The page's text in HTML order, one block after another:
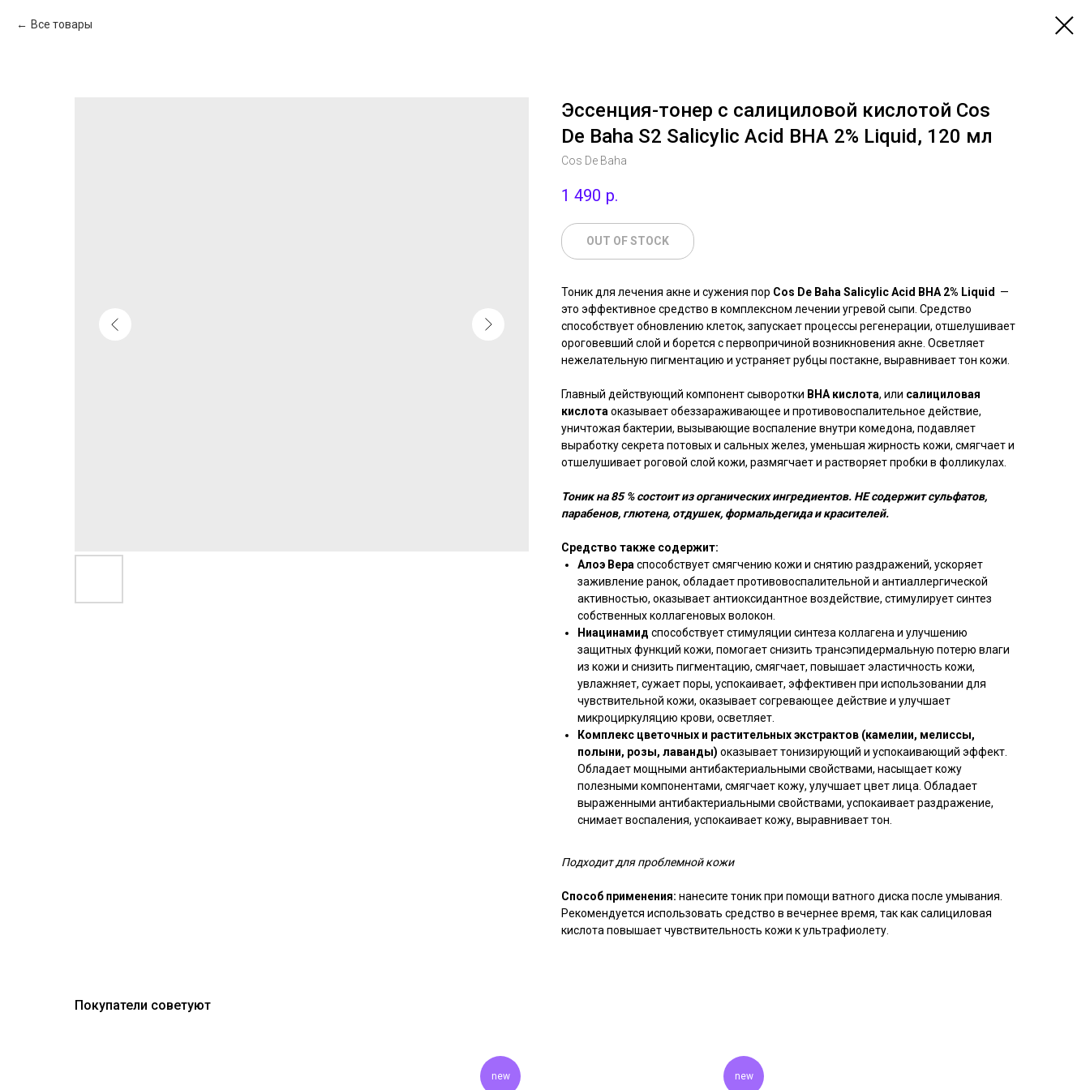
Все товары
Эссенция-тонер с салициловой кислотой Cos
De Baha S2 Salicylic Acid BHA 2% Liquid, 120 мл
Cos De Baha
1 490 р.
OUT OF STOCK
Тоник для лечения акне и сужения пор Cos De Baha Salicylic Acid BHA 2% Liquid —
это эффективное средство в комплексном лечении угревой сыпи. Средство
способствует обновлению клеток, запускает процессы регенерации, отшелушивает
ороговевший слой и борется с первопричиной возникновения акне. Осветляет
нежелательную пигментацию и устраняет рубцы постакне, выравнивает тон кожи.
Главный действующий компонент сыворотки BHA кислота, или салициловая
кислотаоказывает обеззараживающее и противовоспалительное действие,
уничтожая бактерии, вызывающие воспаление внутри комедона, подавляет
выработку секрета потовых и сальных желез, уменьшая жирность кожи, смягчает и
отшелушивает роговой слой кожи, размягчает и растворяет пробки в фолликулах.
Тоник на 85 % состоит из органических ингредиентов. НЕ содержит сульфатов,
парабенов, глютена, отдушек, формальдегида и красителей.
Средство также содержит:
Алоэ Вераспособствует смягчению кожи и снятию раздражений, ускоряет
заживление ранок, обладает противовоспалительной и антиаллергической
активностью, оказывает антиоксидантное воздействие, стимулирует синтез
собственных коллагеновых волокон.
Ниацинамид способствует стимуляции синтеза коллагена и улучшению
защитных функций кожи, помогает снизить трансэпидермальную потерю влаги
из кожи и снизить пигментацию, смягчает, повышает эластичность кожи,
увлажняет, сужает поры, успокаивает, эффективен при использовании для
чувствительной кожи, оказывает согревающее действие и улучшает
микроциркуляцию крови, осветляет.
Комплекс цветочных и растительных экстрактов (камелии, мелиссы,
полыни, розы, лаванды) оказывает тонизирующий и успокаивающий эффект.
Обладает мощными антибактериальными свойствами, насыщает кожу
полезными компонентами, смягчает кожу, улучшает цвет лица. Обладает
выраженными антибактериальными свойствами, успокаивает раздражение,
снимает воспаления, успокаивает кожу, выравнивает тон.
Подходит для проблемной кожи
Способ применения: нанесите тоник при помощи ватного диска после умывания.
Рекомендуется использовать средство в вечернее время, так как салициловая
кислота повышает чувствительность кожи к ультрафиолету.
Покупатели советуют
new new